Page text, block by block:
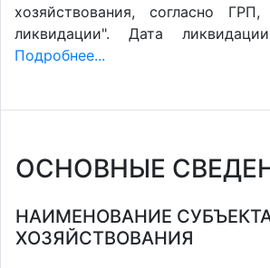
хозяйствования, согласно
ликвидации". Дата
Подробнее...
ОСНОВНЫЕ
НАИМЕНОВАНИЕ
ХОЗЯЙСТВОВАНИЯ